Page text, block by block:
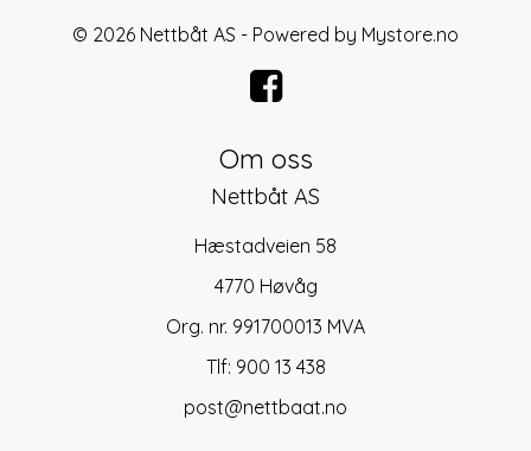
© 2026 Nettbåt AS - Powered by Mystore.no
Om oss
Nettbåt AS
Hæstadveien 58
4770 Høvåg
Org. nr. 991700013 MVA
Tlf: 900 13 438
post@nettbaat.no